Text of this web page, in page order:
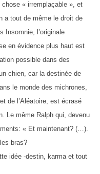
« irremplaçable », et
a tout de même le droit de
Insomnie, l’originale
en évidence plus haut est
possible dans des
chien, car la destinée de
le monde des michrones,
de l’Aléatoire, est écrasé
Le même Ralph qui, devenu
« Et maintenant? (…).
bras?
idée -destin, karma et tout